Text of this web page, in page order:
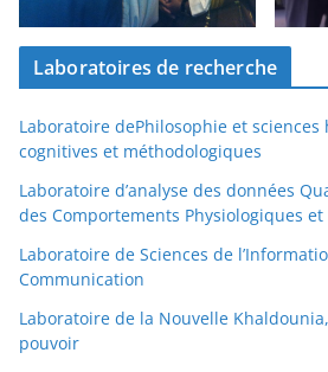
Laboratoires de recherche
Laboratoire dePhilosophie et
cognitives et méthodologiques
Laboratoire d’analyse des données
des Comportements Physiologiques et
Laboratoire de Sciences de
Communication
Laboratoire de la Nouvelle
pouvoir